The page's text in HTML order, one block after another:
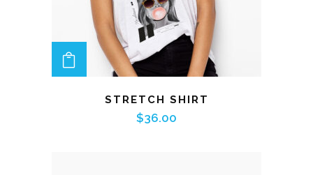
ADD TO CART
STRETCH SHIRT
$36.00